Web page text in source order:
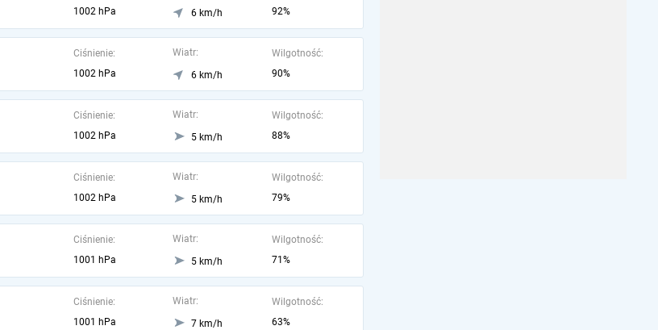
1002 hPa
6 km/h
92%
Ciśnienie:
1002 hPa
Wiatr:
6 km/h
Wilgotność:
90%
Ciśnienie:
1002 hPa
Wiatr:
5 km/h
Wilgotność:
88%
Ciśnienie:
1002 hPa
Wiatr:
5 km/h
Wilgotność:
79%
Ciśnienie:
1001 hPa
Wiatr:
5 km/h
Wilgotność:
71%
Ciśnienie:
1001 hPa
Wiatr:
7 km/h
Wilgotność:
63%